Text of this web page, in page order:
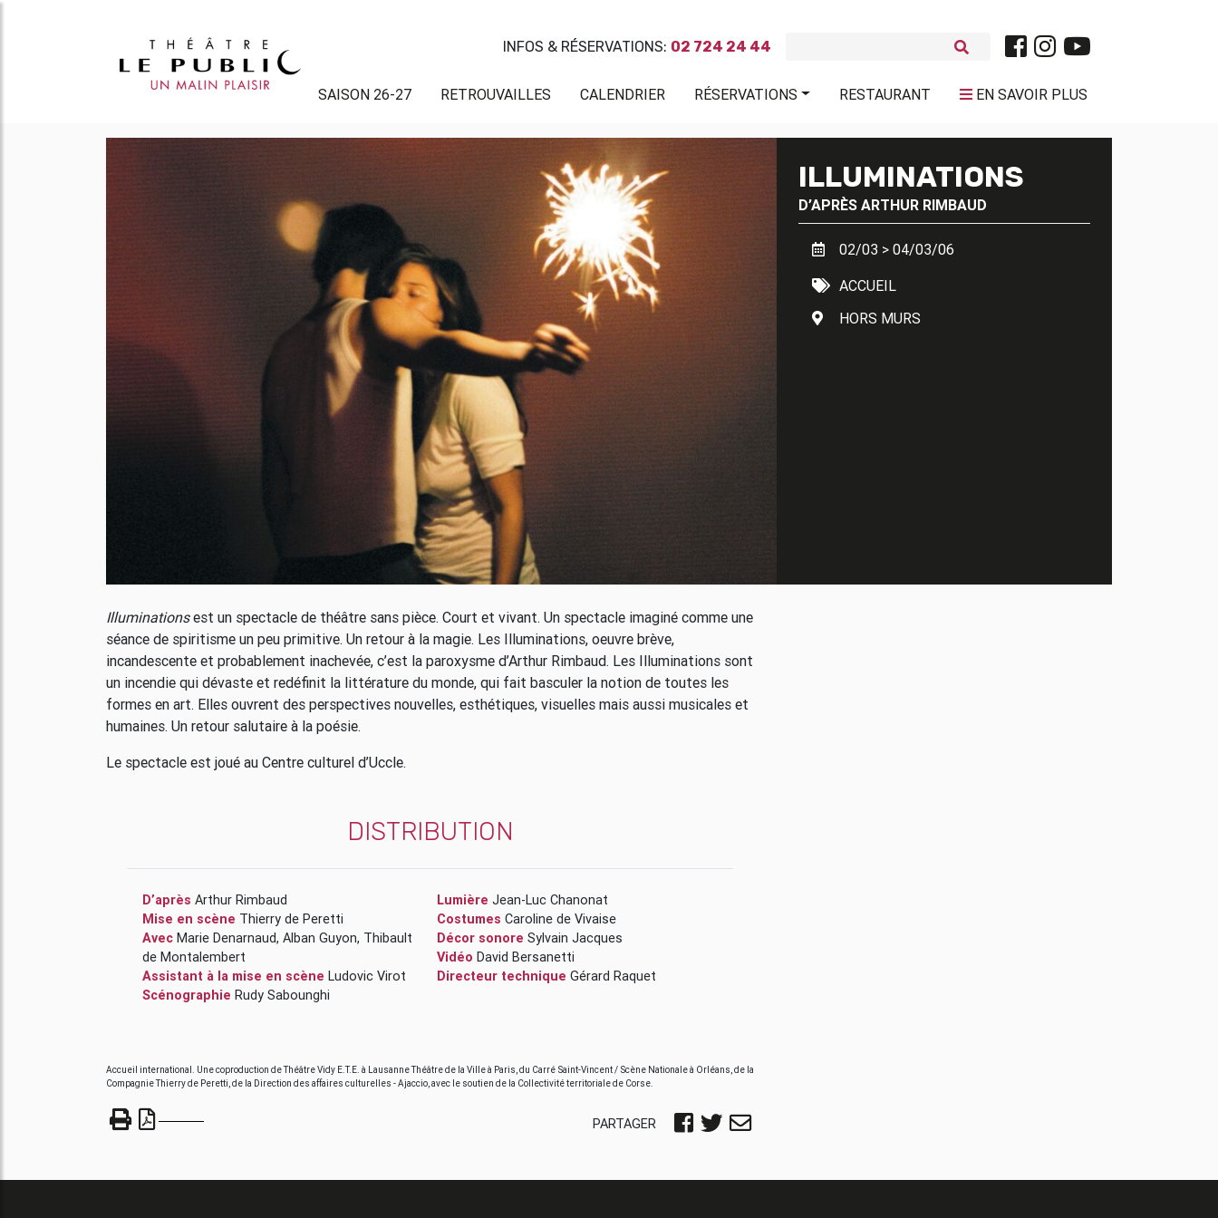
INFOS & RÉSERVATIONS: 02 724 24 44
SAISON 26-27 RETROUVAILLES CALENDRIER RÉSERVATIONS RESTAURANT EN SAVOIR PLUS
ILLUMINATIONS
D’APRÈS ARTHUR RIMBAUD
02/03 > 04/03/06
ACCUEIL
HORS MURS
Illuminationsest un spectacle de théâtre sans pièce. Court et vivant. Un spectacle imaginé comme une
séance de spiritisme un peu primitive. Un retour à la magie. Les Illuminations, oeuvre brève,
incandescente et probablement inachevée, c’est la paroxysme d’Arthur Rimbaud. Les Illuminations sont
un incendie qui dévaste et redéfinit la littérature du monde, qui fait basculer la notion de toutes les
formes en art. Elles ouvrent des perspectives nouvelles, esthétiques, visuelles mais aussi musicales et
humaines. Un retour salutaire à la poésie.
Le spectacle est joué au Centre culturel d’Uccle.
DISTRIBUTION
D’après Arthur Rimbaud
Mise en scène Thierry de Peretti
Avec Marie Denarnaud, Alban Guyon, Thibault
de Montalembert
Assistant à la mise en scène Ludovic Virot
Scénographie Rudy Sabounghi
Lumière Jean-Luc Chanonat
Costumes Caroline de Vivaise
Décor sonore Sylvain Jacques
Vidéo David Bersanetti
Directeur technique Gérard Raquet
Accueil international. Une coproduction de Théâtre Vidy E.T.E. à Lausanne Théâtre de la Ville à Paris, du Carré Saint-Vincent / Scène Nationale à Orléans, de la
Compagnie Thierry de Peretti, de la Direction des affaires culturelles - Ajaccio, avec le soutien de la Collectivité territoriale de Corse.
PARTAGER